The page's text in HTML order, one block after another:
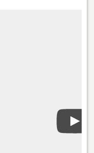
Phát
Video